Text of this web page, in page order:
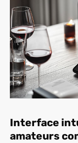
Interface
amateurs